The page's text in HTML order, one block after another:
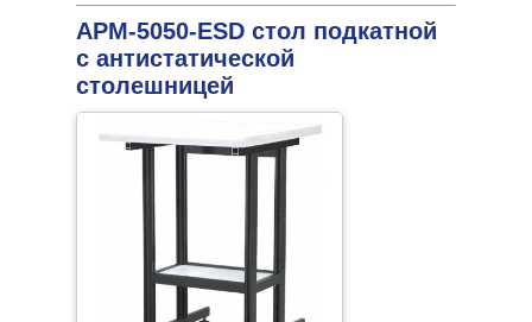
АРМ-5050-ESD стол подкатной
с антистатической
столешницей